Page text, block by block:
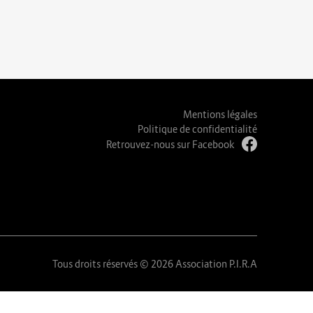
Mentions légales
Politique de confidentialité
Retrouvez-nous sur Facebook
Tous droits réservés © 2026 Association P.I.R.A